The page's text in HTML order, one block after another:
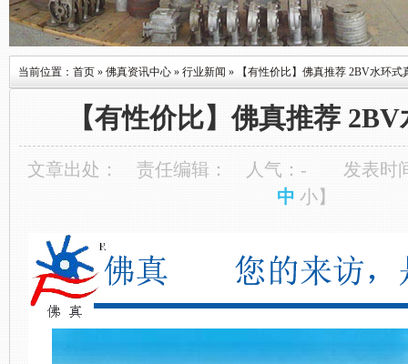
当前位置： 首页 » 佛真资讯中心 » 行业新闻 » 【有性价比】佛真推荐 2BV水环式
【有性价比】佛真推荐
文章出处： 责任编辑： 人气： -
发表时
中 小】